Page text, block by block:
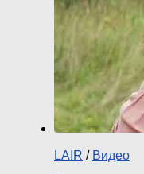
LAIR / Видео